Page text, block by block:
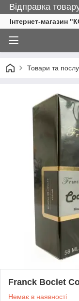
Відправка
Інтернет-магазин
Товари та
Franck Boclet
Немає в наявності